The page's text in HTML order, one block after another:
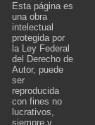
Esta página es
una obra
intelectual
protegida por
la Ley Federal
del Derecho de
Autor, puede
ser
reproducida
con fines no
lucrativos,
siempre y